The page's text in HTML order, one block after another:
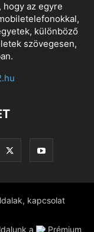
az egyre
különböző
szövegesen,
kapcsolat
a Prémium